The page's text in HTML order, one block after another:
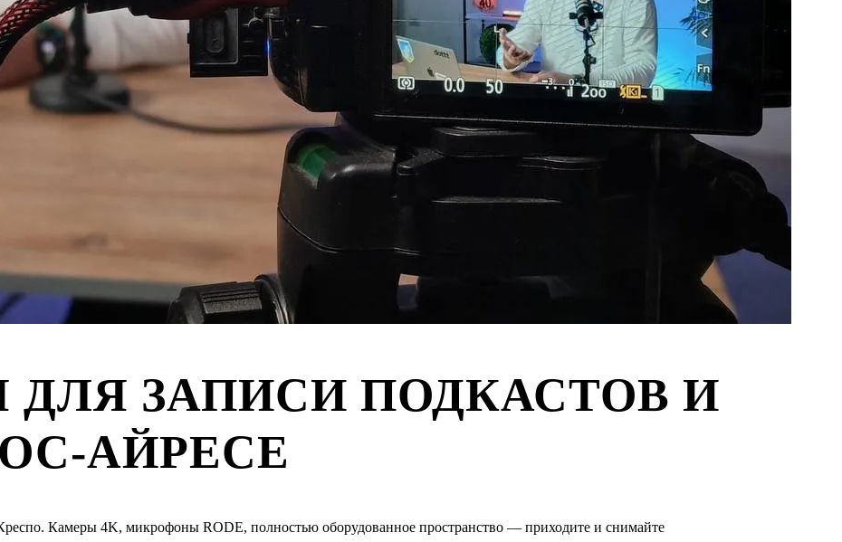
ДЛЯ ЗАПИСИ ПОДКАСТОВ И
АЙРЕСЕ
Камеры 4K, микрофоны RODE, полностью оборудованное пространство — приходите и снимайте